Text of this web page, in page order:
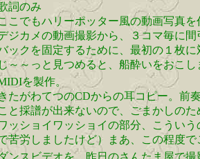
詞のみ
こでもハリーポッター風の動画写真
ジカメの動画撮影から、３コマ毎に
ックを固定するために、最初の１枚
～～っと見つめると、船酔いをおこ
を製作。
たがわてつのCDからの耳コピー。前
と採譜が出来ないので、ごまかしの
ッショイワッショイの部分、こうい
苦労しましたけど）まあ、この程度で